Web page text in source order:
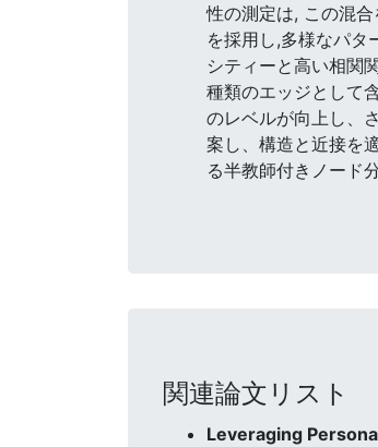
性の測定は, この混
を採用し,多様なパタ
シティーと高い相関
種類のエッジとして
のレベルが向上し、
案し、構造と近接を
る半教師付きノード
関連論文リスト
Leveraging